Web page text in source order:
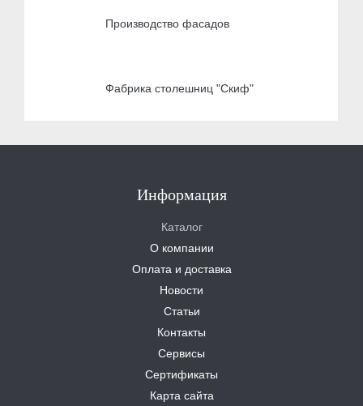
Производство фасадов
Фабрика столешниц "Скиф"
Информация
Каталог
О компании
Оплата и доставка
Новости
Статьи
Контакты
Сервисы
Сертификаты
Карта сайта